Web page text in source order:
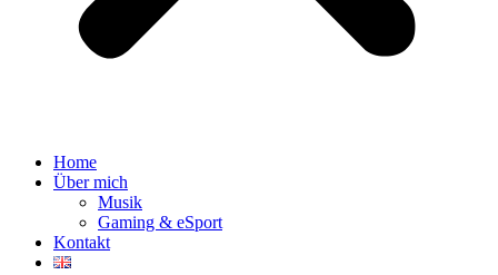
Home
Über mich
Musik
Gaming & eSport
Kontakt